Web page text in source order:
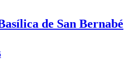
de San Bernabé